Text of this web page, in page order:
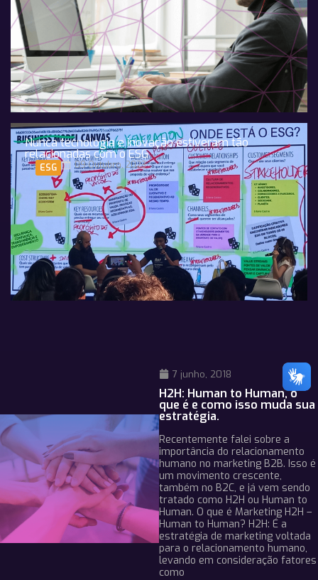
Nunca tecnologia e inovação estiveram tão
relacionadas com o ESG
ESG 09 Outubro, 2023
7 junho, 2018
H2H: Human to Human, o
que é e como isso muda sua
estratégia.
Recentemente falei sobre a
importância do relacionamento
humano no marketing B2B. Isso é
um movimento crescente,
também no B2C, e já vem sendo
tratado como H2H ou Human to
Human. O que é Marketing H2H –
Human to Human? H2H: É a
estratégia de marketing voltada
para o relacionamento humano,
levando em consideração fatores
como